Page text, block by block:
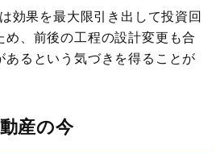
効果を最大限引き出して投資回
め、前後の工程の設計変更も合
あるという気づきを得ることが
産の今